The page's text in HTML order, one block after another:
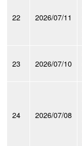
22 2026/07/11
23 2026/07/10
24 2026/07/08